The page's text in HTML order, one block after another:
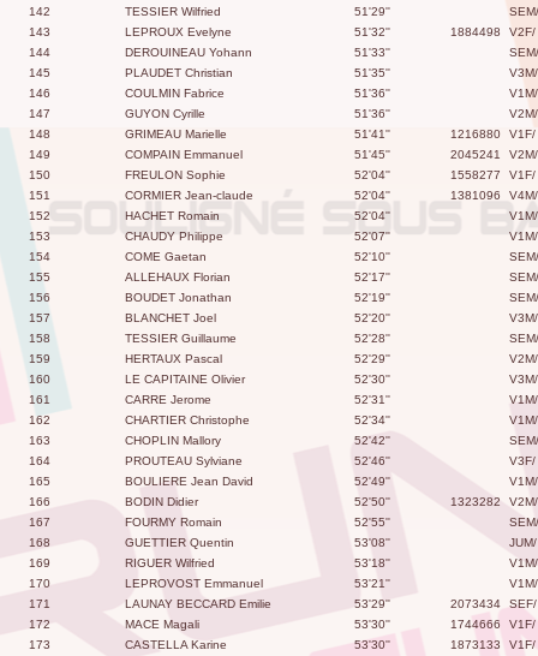
142
TESSIER Wilfried 51'29''
SEM/
143
LEPROUX Evelyne 51'32'' 1884498
V2F/
144
DEROUINEAU Yohann 51'33''
SEM/
145
PLAUDET Christian 51'35''
V3M/
146
COULMIN Fabrice 51'36''
V1M/
147
GUYON Cyrille 51'36''
V2M/
148
GRIMEAU Marielle 51'41'' 1216880
V1F/
149
COMPAIN Emmanuel 51'45'' 2045241
V2M/
150
FREULON Sophie 52'04'' 1558277
V1F/
151
CORMIER Jean-claude 52'04'' 1381096
V4M/
152
HACHET Romain 52'04''
V1M/
153
CHAUDY Philippe 52'07''
V1M/
154
COME Gaetan 52'10''
SEM/
155
ALLEHAUX Florian 52'17''
SEM/
156
BOUDET Jonathan 52'19''
SEM/
157
BLANCHET Joel 52'20''
V3M/
158
TESSIER Guillaume 52'28''
SEM/
159
HERTAUX Pascal 52'29''
V2M/
160
LE CAPITAINE Olivier 52'30''
V3M/
161
CARRE Jerome 52'31''
V1M/
162
CHARTIER Christophe 52'34''
V1M/
163
CHOPLIN Mallory 52'42''
SEM/
164
PROUTEAU Sylviane 52'46''
V3F/
165
BOULIERE Jean David 52'49''
V1M/
166
BODIN Didier 52'50'' 1323282
V2M/
167
FOURMY Romain 52'55''
SEM/
168
GUETTIER Quentin 53'08''
JUM/
169
RIGUER Wilfried 53'18''
V1M/
170
LEPROVOST Emmanuel 53'21''
V1M/
171
LAUNAY BECCARD Emilie 53'29'' 2073434
SEF/
172
MACE Magali 53'30'' 1744666
V1F/
173
CASTELLA Karine 53'30'' 1873133
V1F/